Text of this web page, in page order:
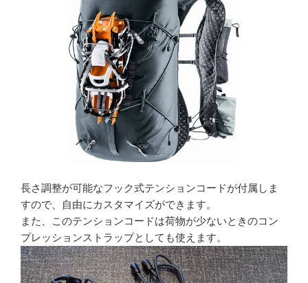
長さ調整が可能なフック式テンションコードが付属しま
すので、自由にカスタマイズができます。
また、このテンションコードは荷物が少ないときのコン
プレッションストラップとしても使えます。